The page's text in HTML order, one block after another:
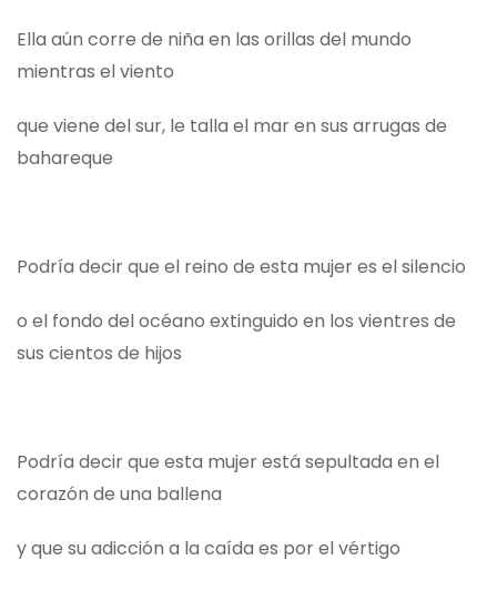
Ella aún corre de niña en las orillas del mundo
mientras el viento
que viene del sur, le talla el mar en sus arrugas de
bahareque
Podría decir que el reino de esta mujer es el silencio
o el fondo del océano extinguido en los vientres de
sus cientos de hijos
Podría decir que esta mujer está sepultada en el
corazón de una ballena
y que su adicción a la caída es por el vértigo